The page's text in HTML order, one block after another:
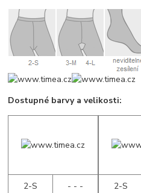
Dostupné barvy a velikosti:
2-S
- - -
2-S